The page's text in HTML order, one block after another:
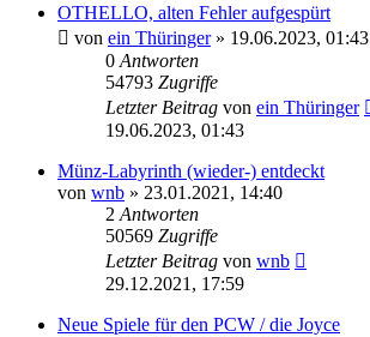
OTHELLO, alten Fehler aufgespürt
von ein Thüringer» 19.06.2023, 01:43
0 Antworten
54793 Zugriffe
Letzter Beitrag von ein Thüringer
19.06.2023, 01:43
Münz-Labyrinth (wieder-) entdeckt
von wnb » 23.01.2021, 14:40
2 Antworten
50569 Zugriffe
Letzter Beitrag von wnb
29.12.2021, 17:59
Neue Spiele für den PCW / die Joyce